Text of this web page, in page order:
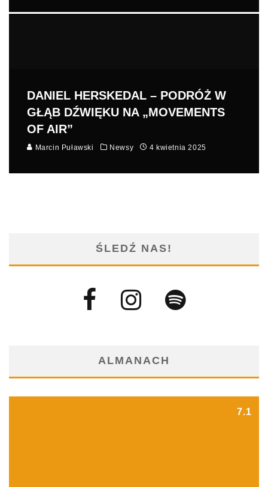
DANIEL HERSKEDAL – PODRÓŻ W
GŁĄB DŹWIĘKU NA „MOVEMENTS
OF AIR”
Marcin Puławski Newsy 4 kwietnia 2025
ŚLEDŹ NAS!
ALMANACH
7.1